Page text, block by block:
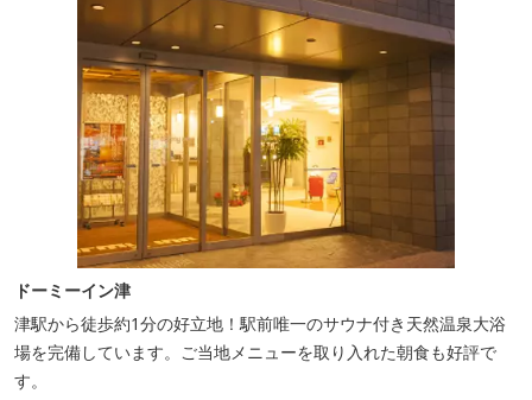
ドーミーイン津
津駅から徒歩約1分の好立地！駅前唯一のサウナ付き天然温泉大浴
場を完備しています。ご当地メニューを取り入れた朝食も好評で
す。